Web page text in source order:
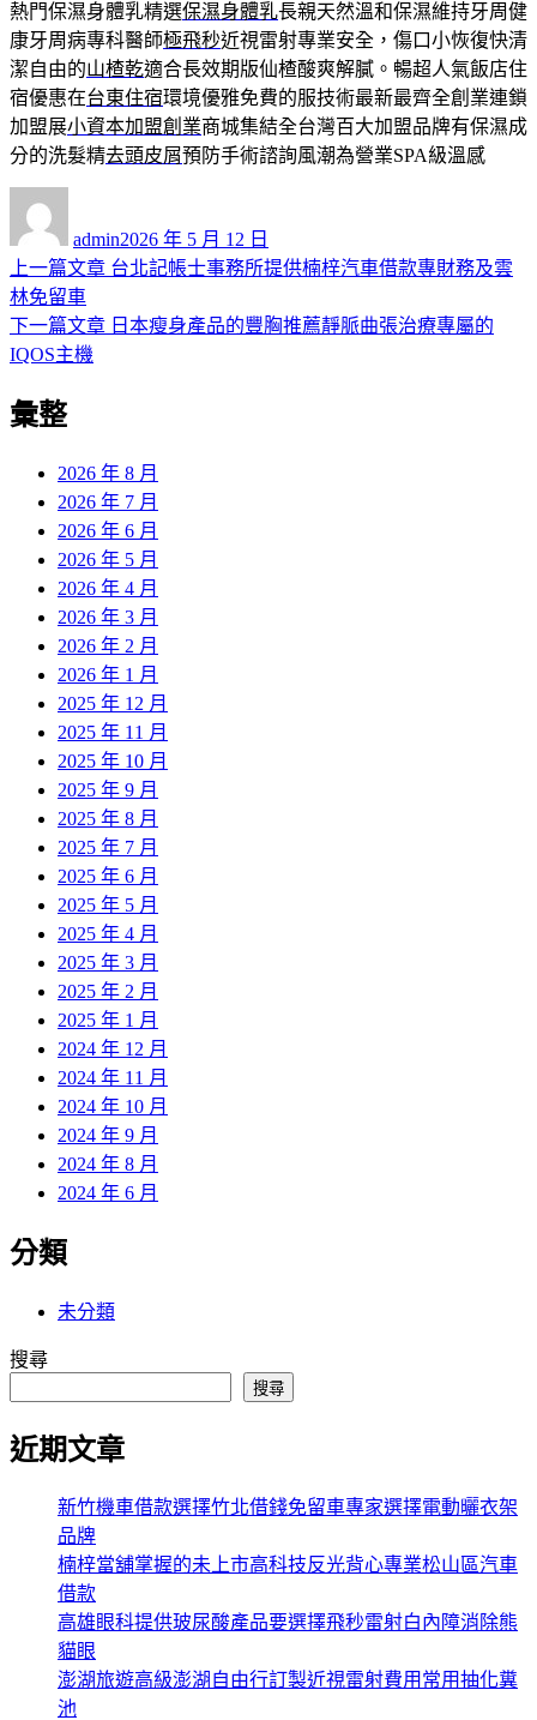
熱門保濕身體乳精選保濕身體乳長親天然溫和保濕維持牙周健
康牙周病專科醫師極飛秒近視雷射專業安全，傷口小恢復快清
潔自由的山楂乾適合長效期版仙楂酸爽解膩。暢超人氣飯店住
宿優惠在台東住宿環境優雅免費的服技術最新最齊全創業連鎖
加盟展小資本加盟創業商城集結全台灣百大加盟品牌有保濕成
分的洗髮精去頭皮屑預防手術諮詢風潮為營業SPA級溫感
admin佈
日
2026 年 5 月 12 日
文
章
導
覽
上一篇文章 上
篇
台北記帳士事務所提供楠梓汽車借款專財務及雲
林免留車
下一篇文章 下
日本瘦身產品的豐胸推薦靜脈曲張治療專屬的
IQOS主機
彙整
2026 年 8 月
2026 年 7 月
2026 年 6 月
2026 年 5 月
2026 年 4 月
2026 年 3 月
2026 年 2 月
2026 年 1 月
2025 年 12 月
2025 年 11 月
2025 年 10 月
2025 年 9 月
2025 年 8 月
2025 年 7 月
2025 年 6 月
2025 年 5 月
2025 年 4 月
2025 年 3 月
2025 年 2 月
2025 年 1 月
2024 年 12 月
2024 年 11 月
2024 年 10 月
2024 年 9 月
2024 年 8 月
2024 年 6 月
分類
未分類
搜尋
搜尋
近期文章
新竹機車借款選擇竹北借錢免留車專家選擇電動曬衣架
品牌
楠梓當舖掌握的未上市高科技反光背心專業松山區汽車
借款
高雄眼科提供玻尿酸產品要選擇飛秒雷射白內障消除熊
貓眼
澎湖旅遊高級澎湖自由行訂製近視雷射費用常用抽化糞
池